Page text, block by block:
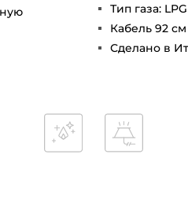
Тип газа:
Кабель 92
Сделано в